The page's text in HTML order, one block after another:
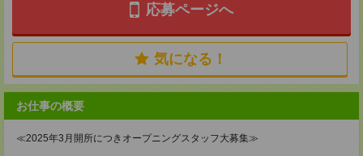
応募ページへ
気になる！
お仕事の概要
≪2025年3月開所につきオープニングスタッフ大募集≫